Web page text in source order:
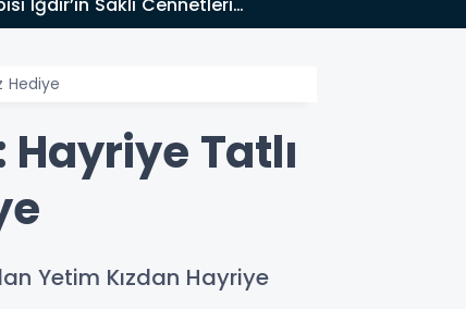
Hediye
Tatlı
Yetim Kızdan Hayriye